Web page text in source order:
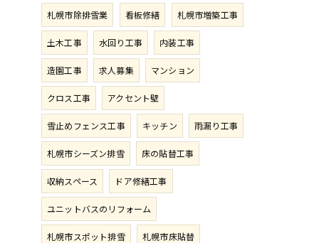
札幌市除排雪業 看板修繕 札幌市増築工事
土木工事 水回り工事 内装工事
造園工事 求人募集 マンション
クロス工事 アクセント壁
雪止めフェンス工事 キッチン 雨漏り工事
札幌市シーズン排雪 床の貼替工事
収納スペース ドア修繕工事
ユニットバスのリフォーム
札幌市スポット排雪 札幌市床貼替